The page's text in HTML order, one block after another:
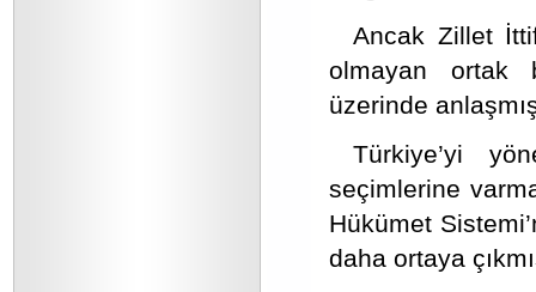
Ancak Zillet
olmayan ortak
üzerinde
Türkiye’yi
seçimlerine
Hükümet
daha ortaya